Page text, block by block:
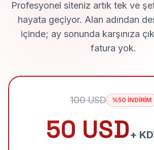
Profesyonel siteniz artık tek ve
hayata geçiyor. Alan adından
içinde; ay sonunda karşınıza
fatura yok.
100 USD %50 İNDİRİM
50 USD+